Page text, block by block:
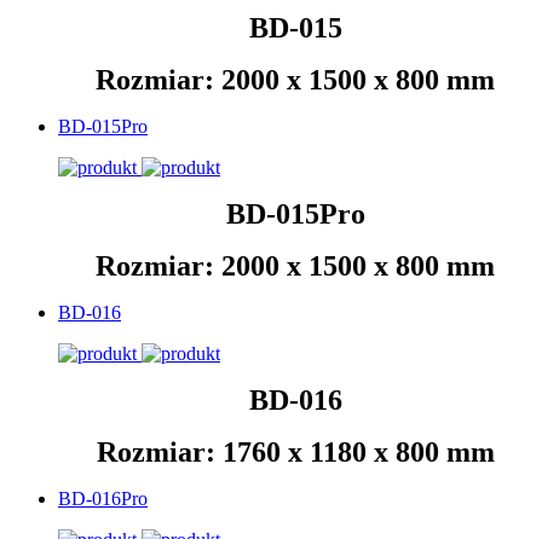
BD-015
Rozmiar: 2000 x 1500 x 800 mm
BD-015Pro
BD-015Pro
Rozmiar: 2000 x 1500 x 800 mm
BD-016
BD-016
Rozmiar: 1760 x 1180 x 800 mm
BD-016Pro